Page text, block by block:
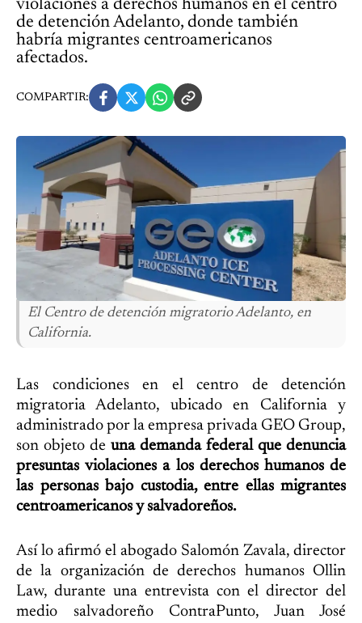
violaciones a derechos humanos en el centro
de detención Adelanto, donde también
habría migrantes centroamericanos
afectados.
COMPARTIR:
El Centro de detención migratorio Adelanto, en
California.
Las condiciones en el centro de detención
migratoria Adelanto, ubicado en California y
administrado por la empresa privada GEO Group,
son objeto de una demanda federal que denuncia
presuntas violaciones a los derechos humanos de
las personas bajo custodia, entre ellas migrantes
centroamericanos y salvadoreños.
Así lo afirmó el abogado Salomón Zavala, director
de la organización de derechos humanos Ollin
Law, durante una entrevista con el director del
medio salvadoreño ContraPunto, Juan José